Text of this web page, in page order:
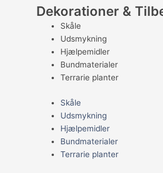
Dekorationer &
Skåle
Udsmykning
Hjælpemidler
Bundmaterialer
Terrarie planter
Skåle
Udsmykning
Hjælpemidler
Bundmaterialer
Terrarie planter